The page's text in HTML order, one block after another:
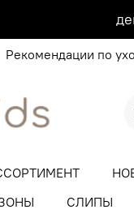
Рекомендации по
СЛИПЫ